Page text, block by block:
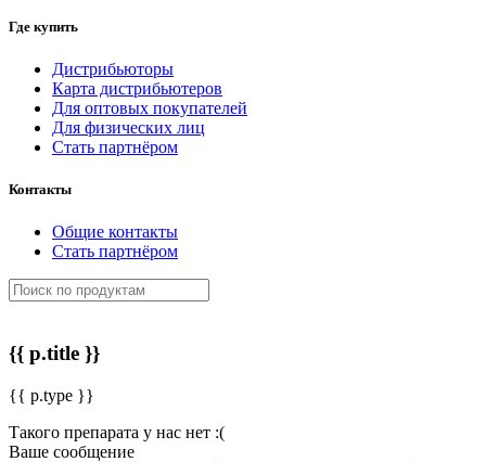
Где купить
Дистрибьюторы
Карта дистрибьютеров
Для оптовых покупателей
Для физических лиц
Стать партнёром
Контакты
Общие контакты
Стать партнёром
{{ p.title }}
{{ p.type }}
Такого препарата у нас нет :(
Ваше сообщение